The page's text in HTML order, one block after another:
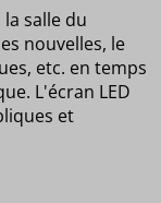
salle du
nouvelles, le
etc. en temps
L'écran LED
et